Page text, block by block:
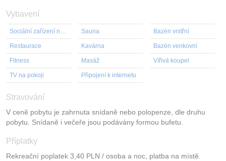
Vybavení
Sociální zařízení na pokoji Sauna Bazén vnitřní
Restaurace Kavárna Bazén venkovní
Fitness Masáž Vířivá koupel
TV na pokoji Připojení k internetu
Stravování
V ceně pobytu je zahrnuta snídaně nebo polopenze, dle druhu
pobytu. Snídaně i večeře jsou podávány formou bufetu.
Příplatky
Rekreační poplatek 3,40 PLN / osoba a noc, platba na místě.